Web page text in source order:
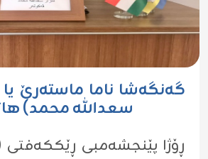
گەنگەشا ناما ماستەرێ یا
سعدالله محمد)